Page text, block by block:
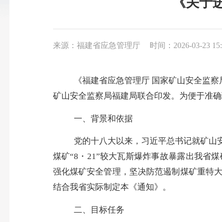
来源：福建省应急管理厅 时间：2026-03-23
《福建省应急管理厅 国家矿山安全监
矿山安全监察局福建局联合印发。为便于准
一、背景和依据
党的十八大以来，习近平总书记就矿
煤矿“8・21”较大瓦斯爆炸事故暴露出我省
强化煤矿安全管理，坚决防范遏制煤矿重特
结合我省实际制定本《通知》。
二、 目标任务